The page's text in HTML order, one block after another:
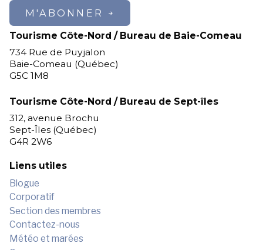
M'ABONNER
Tourisme Côte-Nord / Bureau de Baie-Comeau
734 Rue de Puyjalon
Baie-Comeau (Québec)
G5C 1M8
Tourisme Côte-Nord / Bureau de Sept-îles
312, avenue Brochu
Sept-Îles (Québec)
G4R 2W6
Liens utiles
Blogue
Corporatif
Section des membres
Contactez-nous
Météo et marées